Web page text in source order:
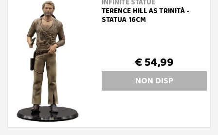
TERENCE HILL AS TRINITÀ -
STATUA 16CM
€ 54,99
NON DISP